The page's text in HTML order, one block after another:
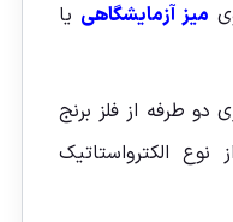
میز آزمایشگاهی یا
دو طرفه از فلز برنج
الکترواستاتیک